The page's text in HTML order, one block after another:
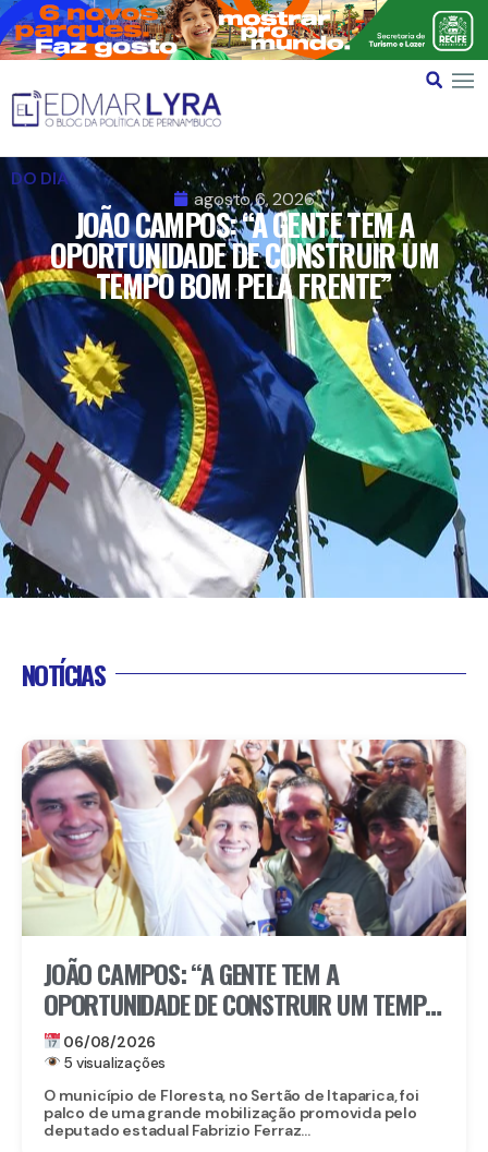
DO DIA
agosto 6, 2026
JOÃO CAMPOS: “A GENTE TEM A
OPORTUNIDADE DE CONSTRUIR UM
TEMPO BOM PELA FRENTE”
NOTÍCIAS
JOÃO CAMPOS: “A GENTE TEM A
OPORTUNIDADE DE CONSTRUIR UM TEMPO
BOM PELA FRENTE”
06/08/2026
5 visualizações
O município de Floresta, no Sertão de Itaparica, foi
palco de uma grande mobilização promovida pelo
deputado estadual Fabrizio Ferraz...